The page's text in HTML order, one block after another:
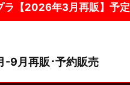
ラ【2026年3月再販】予定
-9月再販･予約販売